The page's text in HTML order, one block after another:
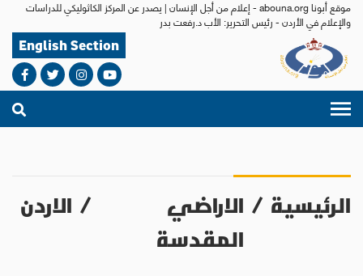
موقع أبونا abouna.org - إعلام من أجل الإنسان | يصدر عن المركز الكاثوليكي للدراسات
والإعلام في الأردن - رئيس التحرير: الأب د.رفعت بدر
English Section
الرئيسية / الاراضي
المقدسة
/ الاردن